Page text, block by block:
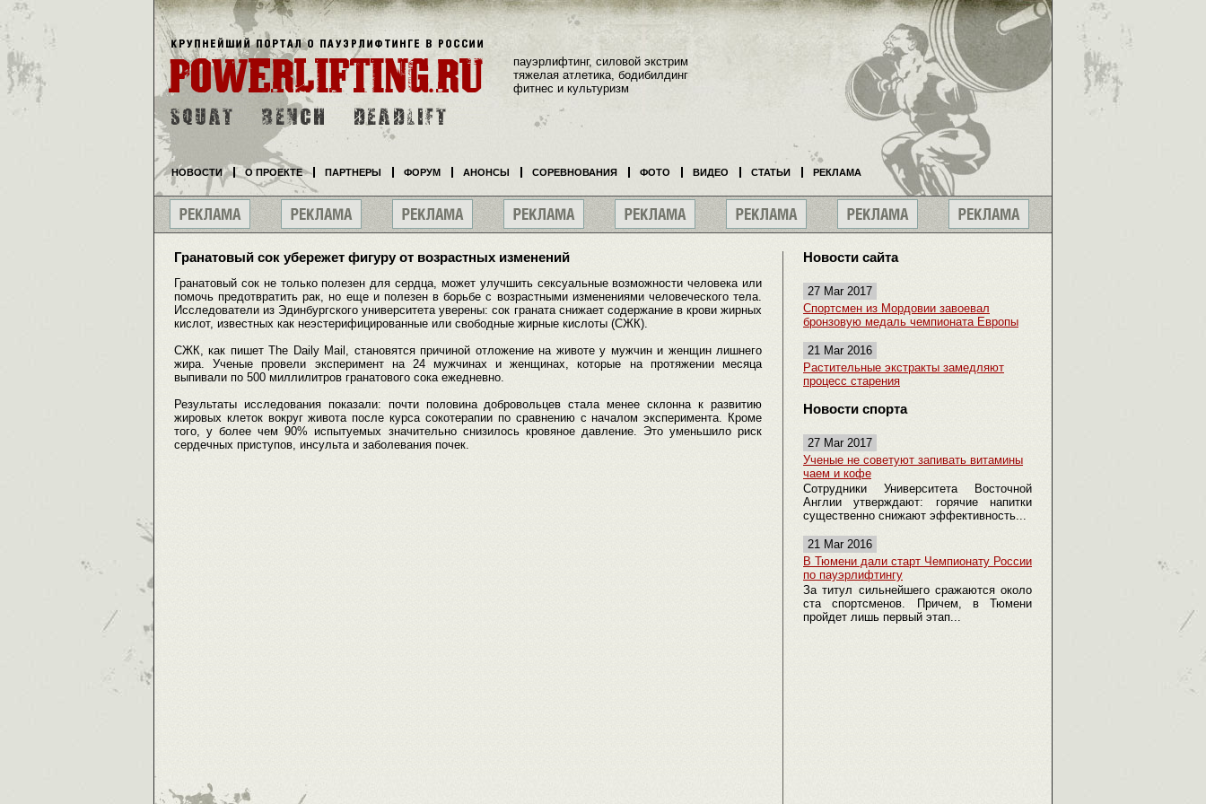
Гранатовый сок убережет фигуру от возрастных изменений
Гранатовый сок не только полезен для сердца, может улучшить сексуальные возможности человека или
помочь предотвратить рак, но еще и полезен в борьбе с возрастными изменениями человеческого тела.
Исследователи из Эдинбургского университета уверены: сок граната снижает содержание в крови жирных
кислот, известных как неэстерифицированные или свободные жирные кислоты (СЖК).
СЖК, как пишет The Daily Mail, становятся причиной отложение на животе у мужчин и женщин лишнего
жира. Ученые провели эксперимент на 24 мужчинах и женщинах, которые на протяжении месяца
выпивали по 500 миллилитров гранатового сока ежедневно.
Результаты исследования показали: почти половина добровольцев стала менее склонна к развитию
жировых клеток вокруг живота после курса сокотерапии по сравнению с началом эксперимента. Кроме
того, у более чем 90% испытуемых значительно снизилось кровяное давление. Это уменьшило риск
сердечных приступов, инсульта и заболевания почек.
Новости сайта
27 Mar 2017
Спортсмен из Мордовии завоевал
бронзовую медаль чемпионата Европы
21 Mar 2016
Растительные экстракты замедляют
процесс старения
Новости спорта
27 Mar 2017
Ученые не советуют запивать витамины
чаем и кофе
Сотрудники Университета Восточной
Англии утверждают: горячие напитки
существенно снижают эффективность...
21 Mar 2016
В Тюмени дали старт Чемпионату России
по пауэрлифтингу
За титул сильнейшего сражаются около
ста спортсменов. Причем, в Тюмени
пройдет лишь первый этап...
пауэрлифтинг, силовой экстрим
тяжелая атлетика, бодибилдинг
фитнес и культуризм
НОВОСТИ О ПРОЕКТЕ ПАРТНЕРЫ ФОРУМ АНОНСЫ СОРЕВНОВАНИЯ ФОТО ВИДЕО СТАТЬИ РЕКЛАМА